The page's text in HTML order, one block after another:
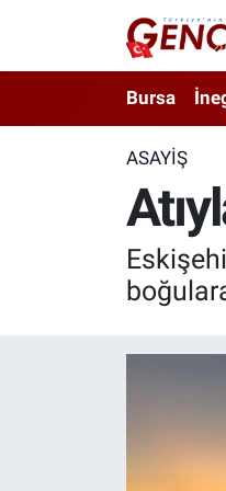
Bursa
ASAYIŞ
Nöbetçi Eczaneler
Trafik Durumu
Süper Lig Puan
Tüm Manşetler